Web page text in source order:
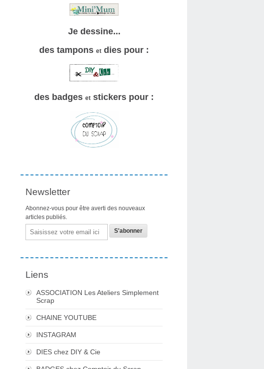
Je dessine...
des tampons et dies pour :
des badges et stickers pour :
Newsletter
Abonnez-vous pour être averti des nouveaux
articles publiés.
Email
Liens
ASSOCIATION Les Ateliers Simplement
Scrap
CHAINE YOUTUBE
INSTAGRAM
DIES chez DIY & Cie